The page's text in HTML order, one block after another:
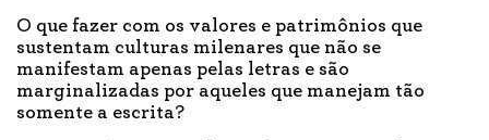
O que fazer com os valores e patrimônios que
sustentam culturas milenares que não se
manifestam apenas pelas letras e são
marginalizadas por aqueles que manejam tão
somente a escrita?